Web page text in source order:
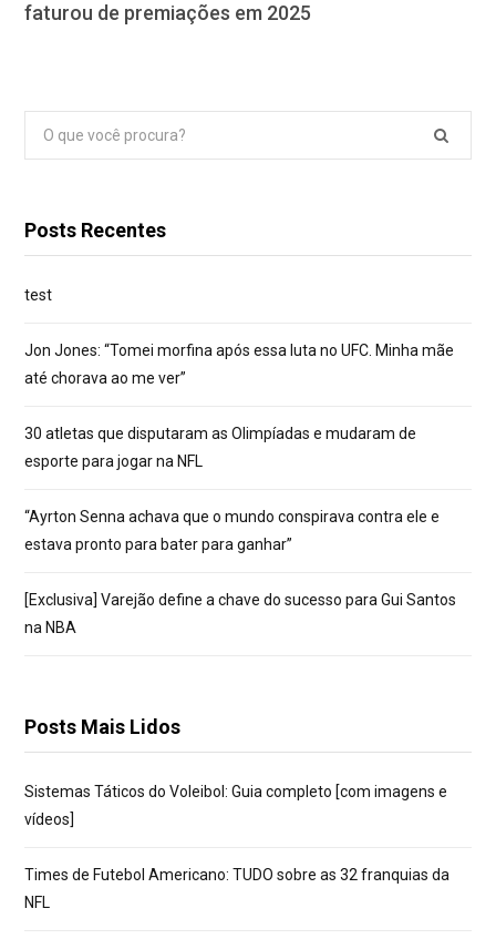
faturou de premiações em 2025
Pesquisar
por:
Posts Recentes
test
Jon Jones: “Tomei morfina após essa luta no UFC. Minha mãe
até chorava ao me ver”
30 atletas que disputaram as Olimpíadas e mudaram de
esporte para jogar na NFL
“Ayrton Senna achava que o mundo conspirava contra ele e
estava pronto para bater para ganhar”
[Exclusiva] Varejão define a chave do sucesso para Gui Santos
na NBA
Posts Mais Lidos
Sistemas Táticos do Voleibol: Guia completo [com imagens e
vídeos]
Times de Futebol Americano: TUDO sobre as 32 franquias da
NFL